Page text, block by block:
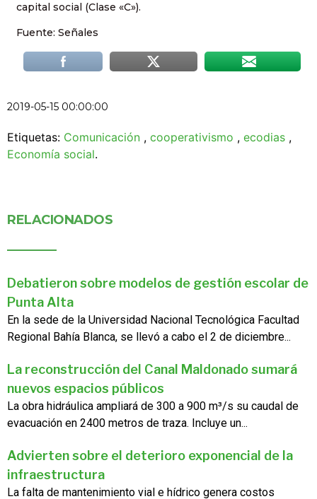
capital social (Clase «C»).
Fuente: Señales
2019-05-15 00:00:00
Etiquetas: Comunicación , cooperativismo , ecodias ,
Economía social.
RELACIONADOS
Debatieron sobre modelos de gestión escolar de
Punta Alta
En la sede de la Universidad Nacional Tecnológica Facultad
Regional Bahía Blanca, se llevó a cabo el 2 de diciembre...
La reconstrucción del Canal Maldonado sumará
nuevos espacios públicos
La obra hidráulica ampliará de 300 a 900 m³/s su caudal de
evacuación en 2400 metros de traza. Incluye un...
Advierten sobre el deterioro exponencial de la
infraestructura
La falta de mantenimiento vial e hídrico genera costos